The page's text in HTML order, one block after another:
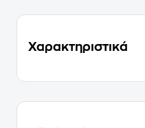
Χαρακτηριστικά